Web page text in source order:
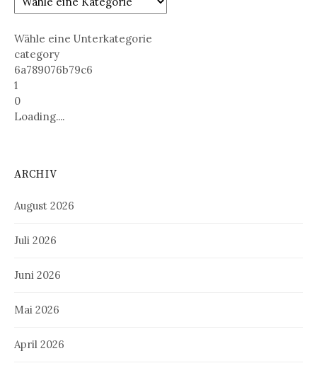
Wähle eine Unterkategorie
category
6a789076b79c6
1
0
Loading....
ARCHIV
August 2026
Juli 2026
Juni 2026
Mai 2026
April 2026